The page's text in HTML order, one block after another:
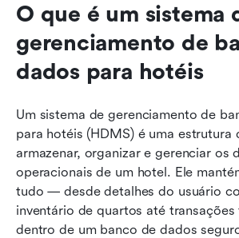
O que é um sistema
gerenciamento de
dados para hotéis
Um sistema de gerenciamento de
para hotéis (HDMS) é uma estrutura
armazenar, organizar e gerenciar os
operacionais de um hotel. Ele
tudo — desde detalhes do usuário
inventário de quartos até
dentro de um banco de dados